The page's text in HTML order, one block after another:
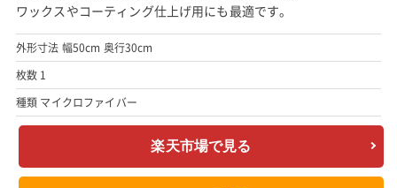
ワックスやコーティング仕上げ用にも最適です。
外形寸法 幅50cm 奥行30cm
枚数 1
種類 マイクロファイバー
楽天市場で見る